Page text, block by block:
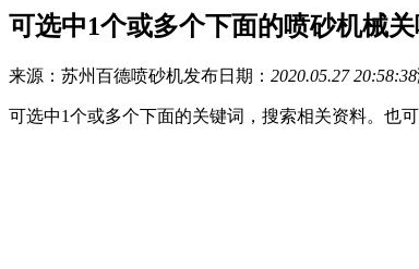
可选中1个或多个下面的喷砂机械
来源：苏州百德喷砂机发布日期： 2020.05.27 20:58:38
可选中1个或多个下面的关键词，搜索相关资料。也